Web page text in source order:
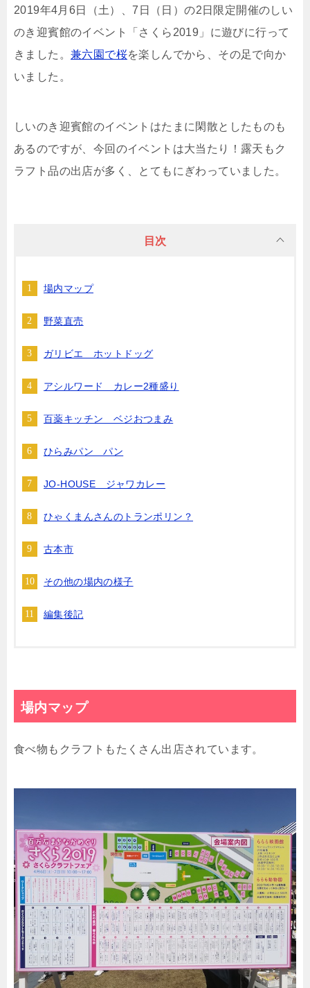
2019年4月6日（土）、7日（日）の2日限定開催のしい
のき迎賓館のイベント「さくら2019」に遊びに行って
きました。 兼六園で桜を楽しんでから、その足で向か
いました。
しいのき迎賓館のイベントはたまに閑散としたものも
あるのですが、今回のイベントは大当たり！露天もク
ラフト品の出店が多く、とてもにぎわっていました。
目次
場内マップ
野菜直売
ガリビエ ホットドッグ
アシルワード カレー2種盛り
百薬キッチン ベジおつまみ
ひらみパン パン
JO-HOUSE ジャワカレー
ひゃくまんさんのトランポリン？
古本市
その他の場内の様子
編集後記
場内マップ
食べ物もクラフトもたくさん出店されています。